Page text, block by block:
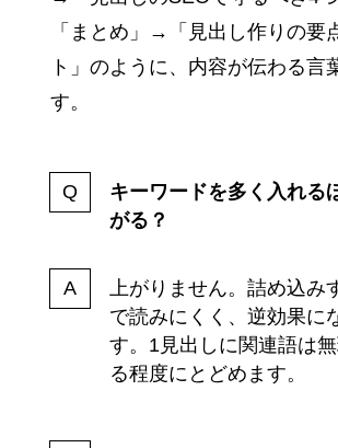
「まとめ」→「見出し作りの要
ト」のように、内容が伝わる言
す。
キーワードを多く入れる
がる？
上がりません。詰め込み
で読みにくく、逆効果に
す。1見出しに関連語は
る程度にとどめます。